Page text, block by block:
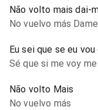
Não volto mais dai-
No vuelvo más
Eu sei que se eu
Sé que si me voy
Não volto Mais
No vuelvo más